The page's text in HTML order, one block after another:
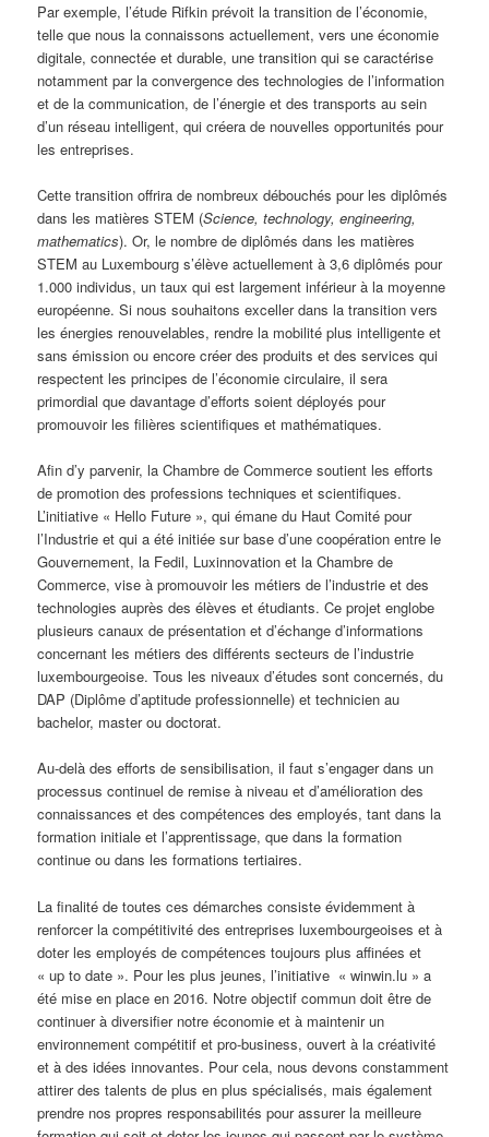
Par exemple, l’étude Rifkin prévoit la transition de l’économie,
telle que nous la connaissons actuellement, vers une économie
digitale, connectée et durable, une transition qui se caractérise
notamment par la convergence des technologies de l’information
et de la communication, de l’énergie et des transports au sein
d’un réseau intelligent, qui créera de nouvelles opportunités pour
les entreprises.
Cette transition offrira de nombreux débouchés pour les diplômés
dans les matières STEM (Science, technology, engineering,
mathematics). Or, le nombre de diplômés dans les matières
STEM au Luxembourg s’élève actuellement à 3,6 diplômés pour
1.000 individus, un taux qui est largement inférieur à la moyenne
européenne. Si nous souhaitons exceller dans la transition vers
les énergies renouvelables, rendre la mobilité plus intelligente et
sans émission ou encore créer des produits et des services qui
respectent les principes de l’économie circulaire, il sera
primordial que davantage d’efforts soient déployés pour
promouvoir les filières scientifiques et mathématiques.
Afin d’y parvenir, la Chambre de Commerce soutient les efforts
de promotion des professions techniques et scientifiques.
L’initiative « Hello Future », qui émane du Haut Comité pour
l’Industrie et qui a été initiée sur base d’une coopération entre le
Gouvernement, la Fedil, Luxinnovation et la Chambre de
Commerce, vise à promouvoir les métiers de l’industrie et des
technologies auprès des élèves et étudiants. Ce projet englobe
plusieurs canaux de présentation et d’échange d’informations
concernant les métiers des différents secteurs de l’industrie
luxembourgeoise. Tous les niveaux d’études sont concernés, du
DAP (Diplôme d’aptitude professionnelle) et technicien au
bachelor, master ou doctorat.
Au-delà des efforts de sensibilisation, il faut s’engager dans un
processus continuel de remise à niveau et d’amélioration des
connaissances et des compétences des employés, tant dans la
formation initiale et l’apprentissage, que dans la formation
continue ou dans les formations tertiaires.
La finalité de toutes ces démarches consiste évidemment à
renforcer la compétitivité des entreprises luxembourgeoises et à
doter les employés de compétences toujours plus affinées et
« up to date ». Pour les plus jeunes, l’initiative « winwin.lu » a
été mise en place en 2016. Notre objectif commun doit être de
continuer à diversifier notre économie et à maintenir un
environnement compétitif et pro-business, ouvert à la créativité
et à des idées innovantes. Pour cela, nous devons constamment
attirer des talents de plus en plus spécialisés, mais également
prendre nos propres responsabilités pour assurer la meilleure